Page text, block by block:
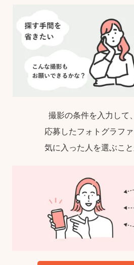
撮影の条件を入力して
応募したフォトグラファ
気に入った人を選ぶこと